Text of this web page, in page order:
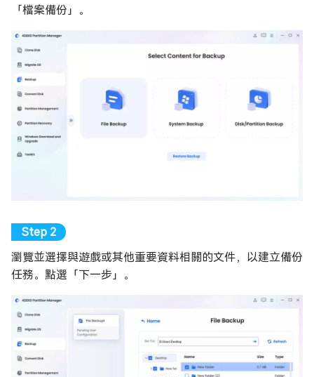
「檔案備份」。
瀏覽並選擇與遊戲或其他重要資料相關的文件，以建立備份
任務。點選「下一步」。